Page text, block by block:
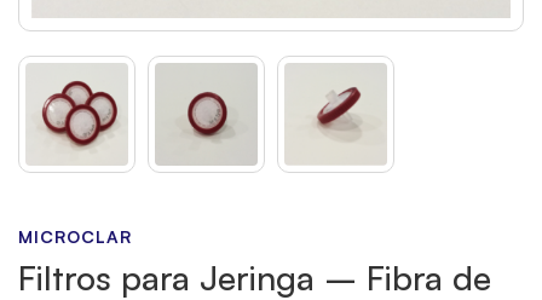
MICROCLAR
Filtros para Jeringa – Fibra de